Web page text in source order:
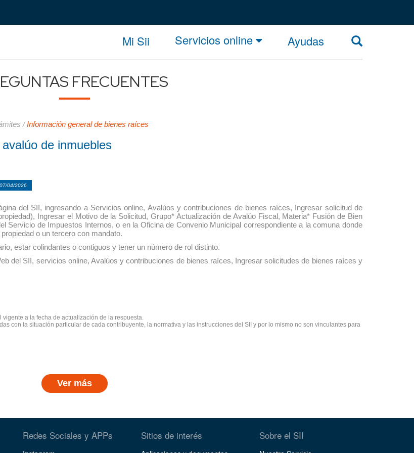
Mi Sii Servicios online Ayudas
FRECUENTES
/Información general de bienes raíces
de inmuebles
04/2026
del SII, ingresando a Servicios online, Avalúos y contribuciones de bienes raíces, Ingresar solicitud de
Ingresar el Motivo de la Solicitud, Grupo* Actualización de Avalúo Fiscal, Materia* Fusión de Bien
Servicio de Impuestos Internos, o en la Oficina de Convenio Municipal correspondiente a la comuna donde
o un tercero con mandato.
estar colindantes o contiguos y tener un número de rol distinto.
del SII, servicios online, Avalúos y contribuciones de bienes raíces, Ingresar solicitudes de bienes raíces y
a la fecha de actualización de la respuesta.
con la situación particular de cada contribuyente, la normativa y las instrucciones del SII y por lo mismo no son vinculantes para
Ver más
Redes Sociales y APPs Sitios de interés Sobre el SII